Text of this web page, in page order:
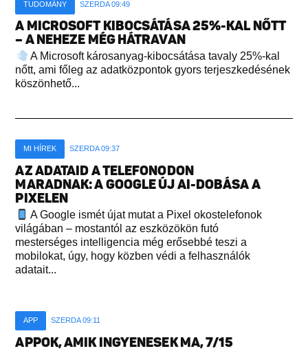
TUDOMÁNY SZERDA 09:49
A MICROSOFT KIBOCSÁTÁSA 25%-KAL NŐTT
– A NEHEZE MÉG HÁTRAVAN
A Microsoft károsanyag-kibocsátása tavaly 25%-kal
nőtt, ami főleg az adatközpontok gyors terjeszkedésének
köszönhető...
MI HÍREK SZERDA 09:37
AZ ADATAID A TELEFONODON
MARADNAK: A GOOGLE ÚJ AI-DOBÁSA A
PIXELEN
A Google ismét újat mutat a Pixel okostelefonok
világában – mostantól az eszközökön futó
mesterséges intelligencia még erősebbé teszi a
mobilokat, úgy, hogy közben védi a felhasználók
adatait...
APP SZERDA 09:11
APPOK, AMIK INGYENESEK MA, 7/15